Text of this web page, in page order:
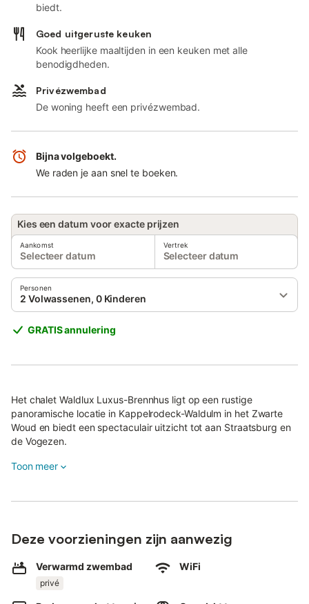
biedt.
Goed uitgeruste keuken
Kook heerlijke maaltijden in een keuken met alle
benodigdheden.
Privézwembad
De woning heeft een privézwembad.
Bijna volgeboekt.
We raden je aan snel te boeken.
Kies een datum voor exacte prijzen
Aankomst
Selecteer datum
Vertrek
Selecteer datum
Personen
2 Volwassenen, 0 Kinderen
GRATIS annulering
Het chalet Waldlux Luxus-Brennhus ligt op een rustige
panoramische locatie in Kappelrodeck-Waldulm in het Zwarte
Woud en biedt een spectaculair uitzicht tot aan Straatsburg en
de Vogezen.
Het tweelaagse chalet is geschikt voor maximaal 2 personen en
geschikt voor videoconferenties), een smart-tv met streaming,
wasmachine, droger, badhanddoeken en beddengoed.
Een privé panoramasauna met adembenemend uitzicht staat
exclusief tot jullie beschikking.
Toon meer
Deze voorzieningen zijn aanwezig
Verwarmd zwembad
privé
WiFi